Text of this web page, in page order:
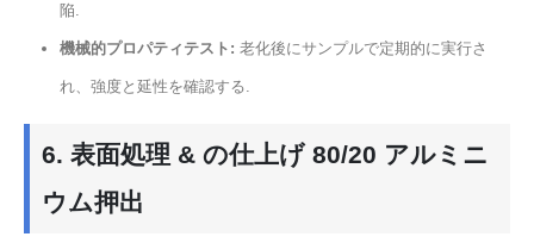
陥.
機械的プロパティテスト: 老化後にサンプルで定期的に実行さ
れ、強度と延性を確認する.
6. 表面処理 & の仕上げ 80/20 アルミニ
ウム押出